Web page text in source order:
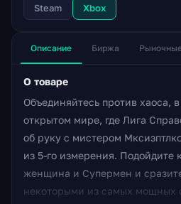
Steam Xbox
Описание Биржа
О товаре
Объединяйтесь против хаоса,
открытом мире, где Лига
об руку с мистером
из 5-го измерения. Подойдите
женщина и Супермен и
некоторыми из самых мощных